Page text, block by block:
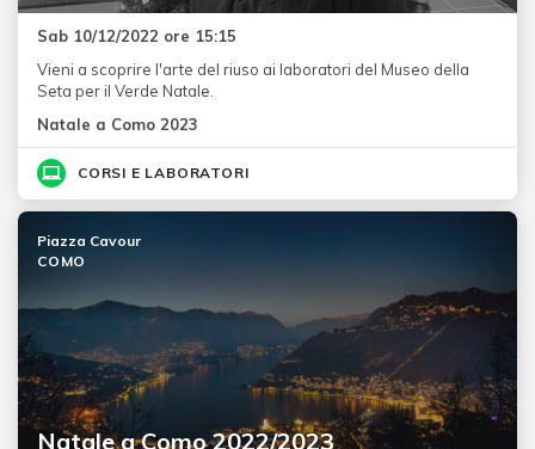
Sab 10/12/2022 ore 15:15
Vieni a scoprire l'arte del riuso ai laboratori del Museo della
Seta per il Verde Natale.
Natale a Como 2023
CORSI E LABORATORI
Natale a Como 2022/2023
Piazza Cavour
COMO